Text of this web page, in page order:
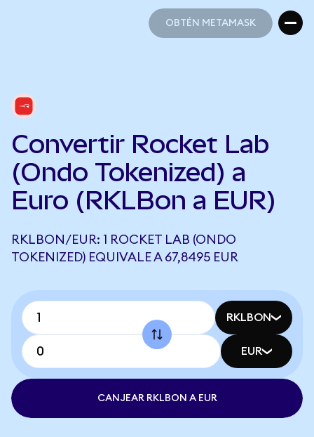
OBTÉN METAMASK
Convertir Rocket Lab
(Ondo Tokenized) a
Euro (RKLBon a EUR)
RKLBON/EUR: 1 ROCKET LAB (ONDO
TOKENIZED) EQUIVALE A 67,8495 EUR
RKLBON
EUR
CANJEAR RKLBON A EUR